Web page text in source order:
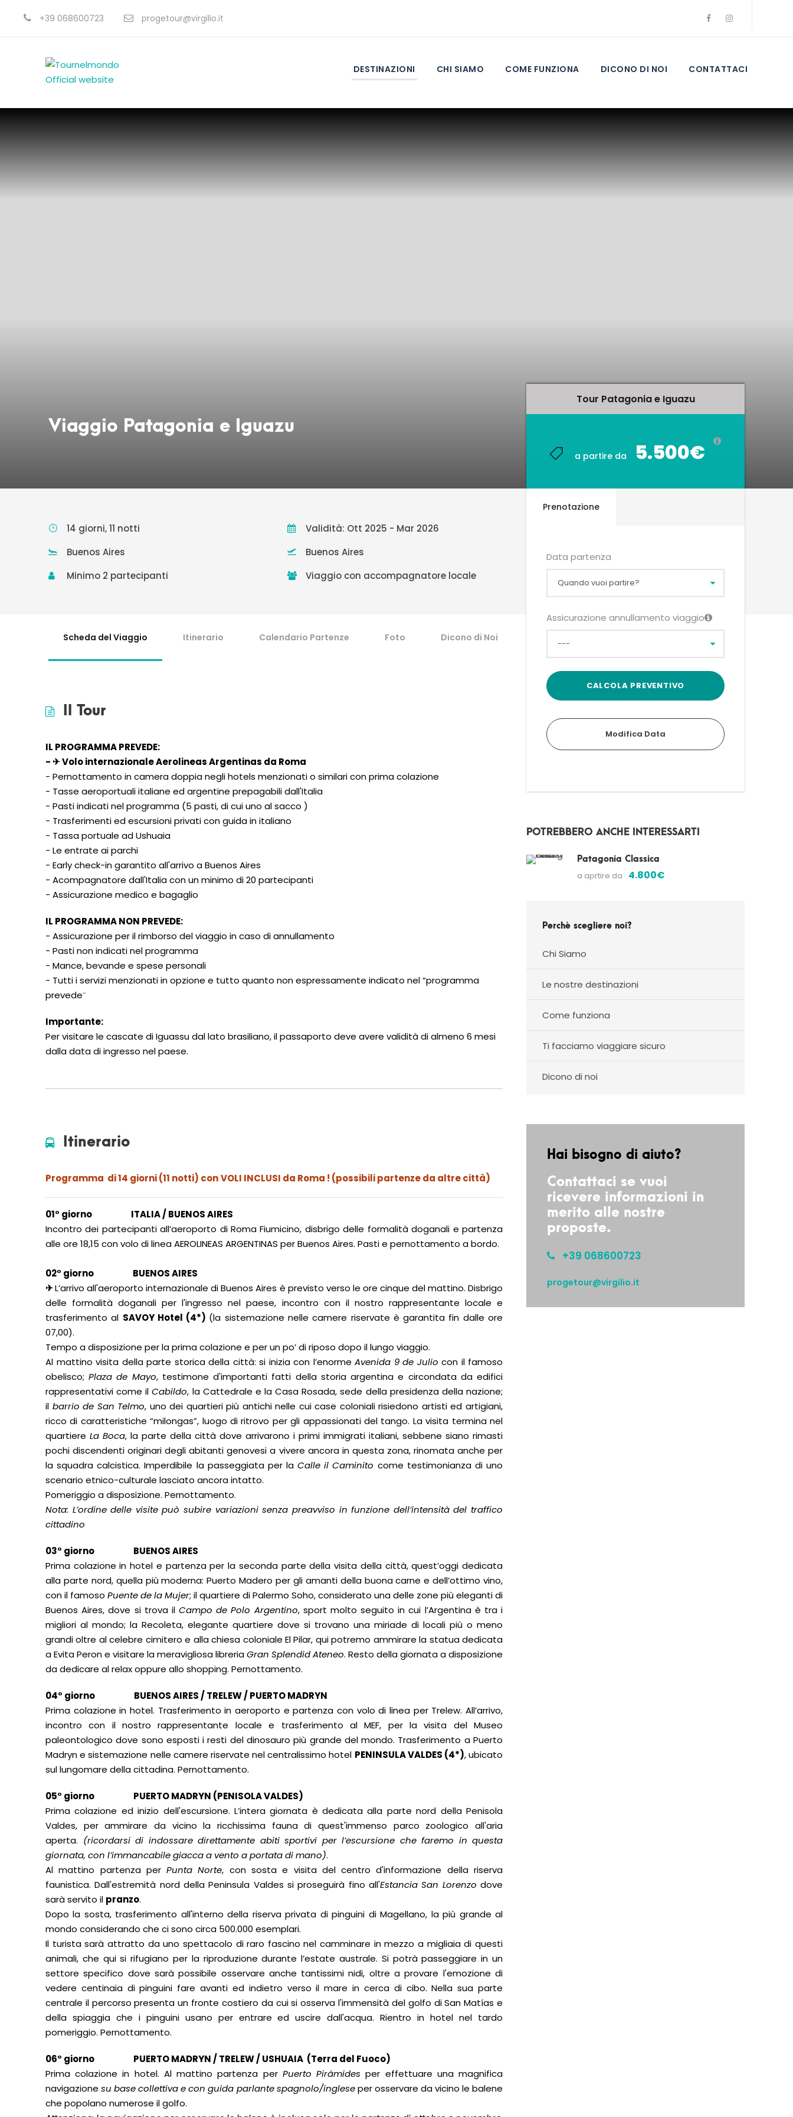
+39 068600723 progetour@virgilio.it
DESTINAZIONI CHI SIAMO COME FUNZIONA DICONO DI NOI CONTATTACI
Viaggio Patagonia e Iguazu
Tour Patagonia e Iguazu
a partire da 5.500€
Tour Patagonia e Iguazu
a partire da 5.500€
Prenotazione
Data partenza
Assicurazione annullamento viaggio
Modifica Data
POTREBBERO ANCHE INTERESSARTI
Patagonia Classica
a aprtire da 4.800€
Perchè scegliere noi?
Chi Siamo
Le nostre destinazioni
Come funziona
Ti facciamo viaggiare sicuro
Dicono di noi
Hai bisogno di aiuto?
Contattaci se vuoi
ricevere informazioni in
merito alle nostre
proposte.
+39 068600723
progetour@virgilio.it
14 giorni, 11 notti
Validità: Ott 2025 - Mar 2026
Buenos Aires
Buenos Aires
Minimo 2 partecipanti
Viaggio con accompagnatore locale
Scheda del Viaggio Itinerario Calendario Partenze Foto Dicono di Noi
Il Tour
IL PROGRAMMA PREVEDE:
- ✈ Volo internazionale Aerolineas Argentinas da Roma
- Pernottamento in camera doppia negli hotels menzionati o similari con prima colazione
- Tasse aeroportuali italiane ed argentine prepagabili dall'Italia
- Pasti indicati nel programma (5 pasti, di cui uno al sacco )
- Trasferimenti ed escursioni privati con guida in italiano
- Tassa portuale ad Ushuaia
- Le entrate ai parchi
- Early check-in garantito all'arrivo a Buenos Aires
- Acompagnatore dall'Italia con un minimo di 20 partecipanti
- Assicurazione medico e bagaglio
IL PROGRAMMA NON PREVEDE:
- Assicurazione per il rimborso del viaggio in caso di annullamento
- Pasti non indicati nel programma
- Mance, bevande e spese personali
- Tutti i servizi menzionati in opzione e tutto quanto non espressamente indicato nel “programma
prevede”
Importante:
Per visitare le cascate di Iguassu dal lato brasiliano, il passaporto deve avere validità di almeno 6 mesi
dalla data di ingresso nel paese.
Itinerario
Programma di 14 giorni (11 notti) conVOLI INCLUSI da Roma ! (possibili partenze da altre città)
01° giorno ITALIA / BUENOS AIRES
Incontro dei partecipanti all’aeroporto di Roma Fiumicino, disbrigo delle formalità doganali e partenza
alle ore 18,15 con volo di linea AEROLINEAS ARGENTINAS per Buenos Aires. Pasti e pernottamento a bordo.
02° giorno BUENOS AIRES
✈L’arrivo all'aeroporto internazionale di Buenos Aires è previsto verso le ore cinque del mattino. Disbrigo
delle formalità doganali per l'ingresso nel paese, incontro con il nostro rappresentante locale e
trasferimento al SAVOY Hotel (4*) (la sistemazione nelle camere riservate è garantita fin dalle ore
07,00).
Tempo a disposizione per la prima colazione e per un po’ di riposo dopo il lungo viaggio.
Al mattino visita della parte storica della città: si inizia con l’enorme Avenida 9 de Julio con il famoso
obelisco;Plaza de Mayo, testimone d'importanti fatti della storia argentina e circondata da edifici
rappresentativi come ilCabildo, la Cattedrale e la Casa Rosada, sede della presidenza della nazione;
il barrio de San Telmo, uno dei quartieri più antichi nelle cui case coloniali risiedono artisti ed artigiani,
ricco di caratteristiche “milongas”, luogo di ritrovo per gli appassionati del tango. La visita termina nel
quartiere La Boca, la parte della città dove arrivarono i primi immigrati italiani, sebbene siano rimasti
pochi discendenti originari degli abitanti genovesi a vivere ancora in questa zona, rinomata anche per
la squadra calcistica. Imperdibile la passeggiata per laCalle il Caminito come testimonianza di uno
scenario etnico-culturale lasciato ancora intatto.
Pomeriggio a disposizione. Pernottamento.
Nota: L’ordine delle visite può subire variazioni senza preavviso in funzione dell’intensità del traffico
cittadino
03° giorno BUENOS AIRES
Prima colazione in hotel e partenza per la seconda parte della visita della città, quest’oggi dedicata
alla parte nord, quella più moderna: Puerto Madero per gli amanti della buona carne e dell’ottimo vino,
con il famoso Puente de la Mujer; il quartiere di Palermo Soho, considerato una delle zone più eleganti di
Buenos Aires, dove si trova il Campo de Polo Argentino, sport molto seguito in cui l’Argentina è tra i
migliori al mondo; la Recoleta, elegante quartiere dove si trovano una miriade di locali più o meno
grandi oltre al celebre cimitero e alla chiesa coloniale El Pilar, qui potremo ammirare la statua dedicata
a Evita Peron e visitare la meravigliosa libreriaGran Splendid Ateneo. Resto della giornata a disposizione
da dedicare al relax oppure allo shopping. Pernottamento.
04° giorno BUENOS AIRES / TRELEW / PUERTO MADRYN
Prima colazione in hotel. Trasferimento in aeroporto e partenza con volo di linea per Trelew. All’arrivo,
incontro con il nostro rappresentante locale e trasferimento al MEF, per la visita del Museo
paleontologico dove sono esposti i resti del dinosauro più grande del mondo. Trasferimento a Puerto
Madryn e sistemazione nelle camere riservate nel centralissimo hotel PENINSULA VALDES (4*), ubicato
sul lungomare della cittadina. Pernottamento.
05° giorno PUERTO MADRYN (PENISOLA VALDES)
Prima colazione ed inizio dell'escursione. L’intera giornata è dedicata alla parte nord della Penisola
Valdes, per ammirare da vicino la ricchissima fauna di quest'immenso parco zoologico all'aria
aperta. (ricordarsi di indossare direttamente abiti sportivi per l’escursione che faremo in questa
giornata, con l’immancabile giacca a vento a portata di mano).
Al mattino partenza perPunta Norte, con sosta e visita del centro d'informazione della riserva
faunistica. Dall'estremità nord della Peninsula Valdes si proseguirà fino all'Estancia San Lorenzo dove
sarà servito il pranzo.
Dopo la sosta, trasferimento all'interno della riserva privata di pinguini di Magellano, la più grande al
mondo considerando che ci sono circa 500.000 esemplari.
Il turista sarà attratto da uno spettacolo di raro fascino nel camminare in mezzo a migliaia di questi
animali, che qui si rifugiano per la riproduzione durante l’estate australe. Si potrà passeggiare in un
settore specifico dove sarà possibile osservare anche tantissimi nidi, oltre a provare l'emozione di
vedere centinaia di pinguini fare avanti ed indietro verso il mare in cerca di cibo. Nella sua parte
centrale il percorso presenta un fronte costiero da cui si osserva l'immensità del golfo di San Matías e
della spiaggia che i pinguini usano per entrare ed uscire dall'acqua. Rientro in hotel nel tardo
pomeriggio. Pernottamento.
06° giorno PUERTO MADRYN / TRELEW / USHUAIA (Terra del Fuoco)
Prima colazione in hotel. Al mattino partenza per Puerto Pirámides per effettuare una magnifica
navigazionesu base collettiva e con guida parlante spagnolo/ingleseper osservare da vicino le balene
che popolano numerose il golfo.